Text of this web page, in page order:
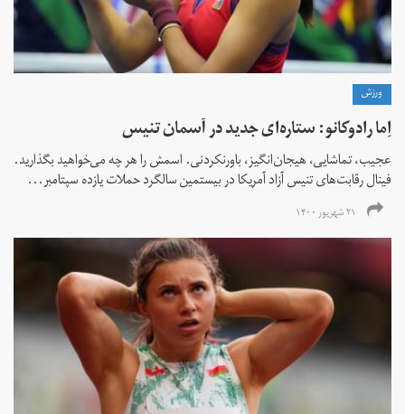
ورزش
اِما رادوکانو: ستاره‌ای جدید در آسمان تنیس
عجیب، تماشایی، هیجان‌انگیز، باورنکردنی. اسمش را هر چه می‌خواهید بگذارید.
فینال رقابت‌های تنیس آزاد آمریکا در بیستمین سالگرد حملات یازده سپتامبر...
۲۱ شهریور ۱۴۰۰